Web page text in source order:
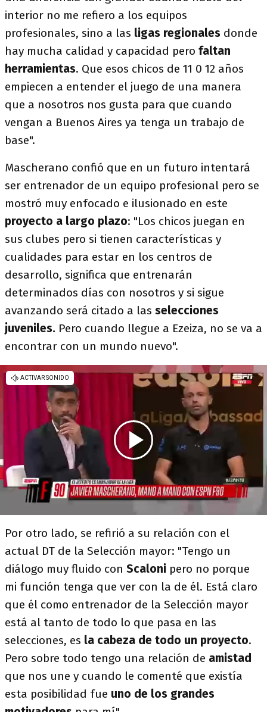
interior no me refiero a los equipos
profesionales, sino a las ligas regionales donde
hay mucha calidad y capacidad pero faltan
herramientas. Que esos chicos de 11 0 12 años
empiecen a entender el juego de una manera
que a nosotros nos gusta para que cuando
vengan a Buenos Aires ya tenga un trabajo de
base".
Mascherano confió que en un futuro intentará
ser entrenador de un equipo profesional pero se
mostró muy enfocado e ilusionado en este
proyecto a largo plazo: "Los chicos juegan en
sus clubes pero si tienen características y
cualidades para estar en los centros de
desarrollo, significa que entrenarán
determinados días con nosotros y si sigue
avanzando será citado a las selecciones
juveniles. Pero cuando llegue a Ezeiza, no se va a
encontrar con un mundo nuevo".
Por otro lado, se refirió a su relación con el
actual DT de la Selección mayor: "Tengo un
diálogo muy fluido con Scaloni pero no porque
mi función tenga que ver con la de él. Está claro
que él como entrenador de la Selección mayor
está al tanto de todo lo que pasa en las
selecciones, es la cabeza de todo un proyecto.
Pero sobre todo tengo una relación de amistad
que nos une y cuando le comenté que existía
esta posibilidad fue uno de los grandes